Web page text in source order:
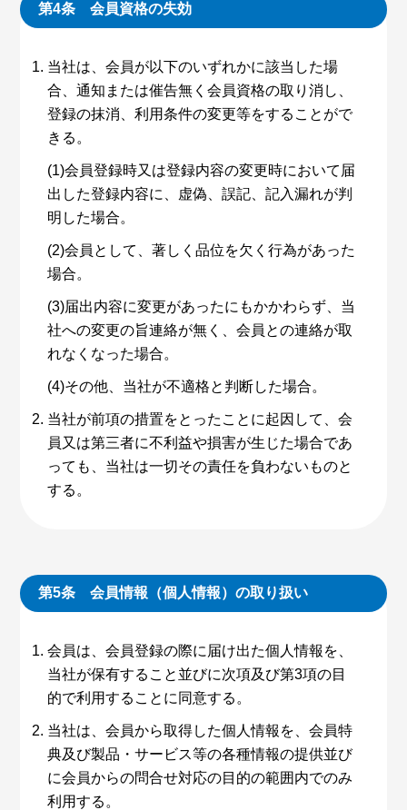
第4条 会員資格の失効
当社は、会員が以下のいずれかに該当した場
合、通知または催告無く会員資格の取り消し、
登録の抹消、利用条件の変更等をすることがで
きる。
(1)会員登録時又は登録内容の変更時において届
出した登録内容に、虚偽、誤記、記入漏れが判
明した場合。
(2)会員として、著しく品位を欠く行為があった
場合。
(3)届出内容に変更があったにもかかわらず、当
社への変更の旨連絡が無く、会員との連絡が取
れなくなった場合。
(4)その他、当社が不適格と判断した場合。
当社が前項の措置をとったことに起因して、会
員又は第三者に不利益や損害が生じた場合であ
っても、当社は一切その責任を負わないものと
する。
第5条 会員情報（個人情報）の取り扱い
会員は、会員登録の際に届け出た個人情報を、
当社が保有すること並びに次項及び第3項の目
的で利用することに同意する。
当社は、会員から取得した個人情報を、会員特
典及び製品・サービス等の各種情報の提供並び
に会員からの問合せ対応の目的の範囲内でのみ
利用する。